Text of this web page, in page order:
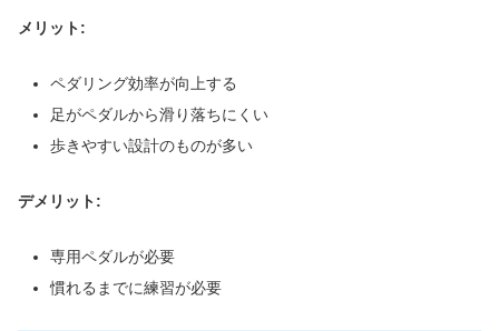
メリット:
ペダリング効率が向上する
足がペダルから滑り落ちにくい
歩きやすい設計のものが多い
デメリット:
専用ペダルが必要
慣れるまでに練習が必要